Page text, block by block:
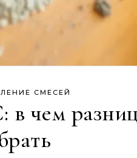
СМЕСЕЙ
чем